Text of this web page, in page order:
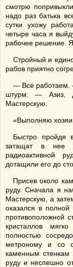
смотрю
надо раз батька
сутки ухожу
четыре часа я
рабочее решение.
Стройный и
рабов приятно
— Все работаем.
штурм: — Азиз,
Мастерскую.
«Выполняю
Быстро пройдя
затащат в нее
радиоактивной
дотащили его до
Присев около
руду. Сначала я
Мастерскую, а
оказался в
противоположной
кристаллов
полностью
метроному и со
каменным стенкам
руду и неспешно